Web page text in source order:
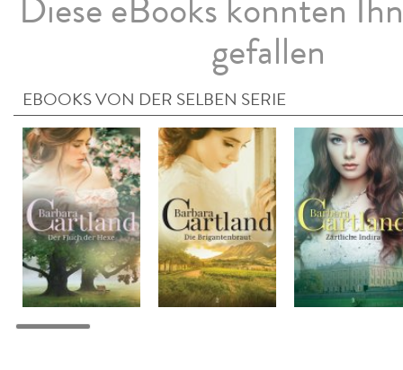
gefallen
EBOOKS VON DER SELBEN SERIE